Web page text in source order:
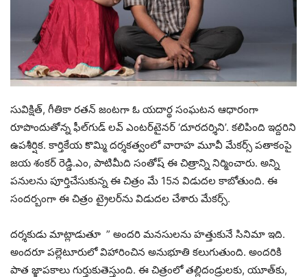
సువిక్షిత్‌, గీతికా రతన్‌ జంటగా ఓ యదార్థ సంఘటన ఆధారంగా
రూపొందుతోన్న ఫీల్‌గుడ్‌ లవ్‌ ఎంటర్‌టైనర్‌ ‘దూరదర్శిని’. కలిపింది ఇద్దరిని
ఉపశీర్షిక. కార్తికేయ కొమ్మి దర్శకత్వంలో వారాహ మూవీ మేకర్స్‌ పతాకంపై
జయ శంకర్‌ రెడ్డి.ఎం, పాటిమీది సంతోష్‌ ఈ చిత్రాన్ని నిర్మించారు. అన్ని
పనులను పూర్తిచేసుకున్న ఈ చిత్రం మే 15న విడుదల కాబోతుంది. ఈ
సందర్బంగా ఈ చిత్రం ట్రైలర్‌ను విడుదల చేశారు మేకర్స్‌.
దర్శకుడు మాట్లాడుతూ ” అందరి మనసులను హత్తుకునే సినిమా ఇది.
అందరూ పల్లెటూరులో విహారించిన అనుభూతి కలుగుతుంది. అందరికి
పాత జ్క్షాపకాలు గుర్తుకుతెస్తుంది. ఈ చిత్రంలో తల్లిదండ్రులకు, యూత్‌కు,